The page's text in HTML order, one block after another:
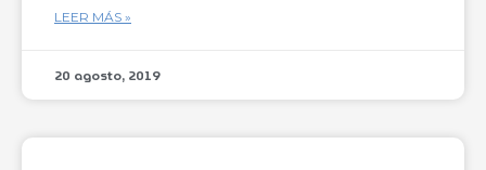
LEER MÁS »
20 agosto, 2019